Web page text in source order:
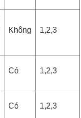
Không 1,2,3
Có 1,2,3
Có 1,2,3